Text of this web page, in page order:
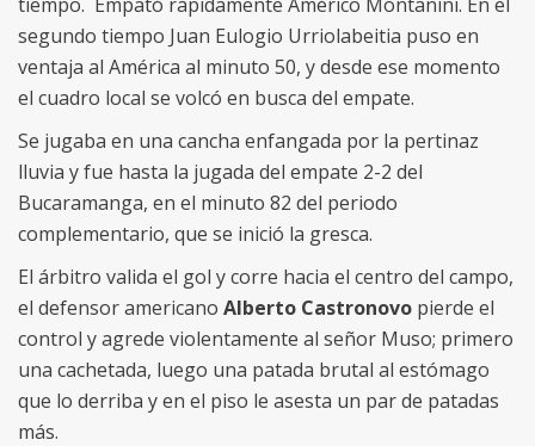
segundo tiempo Juan Eulogio Urriolabeitia puso en
ventaja al América al minuto 50, y desde ese momento
el cuadro local se volcó en busca del empate.
Se jugaba en una cancha enfangada por la pertinaz
lluvia y fue hasta la jugada del empate 2-2 del
Bucaramanga, en el minuto 82 del periodo
complementario, que se inició la gresca.
El árbitro valida el gol y corre hacia el centro del campo,
el defensor americano Alberto Castronovo pierde el
control y agrede violentamente al señor Muso; primero
una cachetada, luego una patada brutal al estómago
que lo derriba y en el piso le asesta un par de patadas
más.